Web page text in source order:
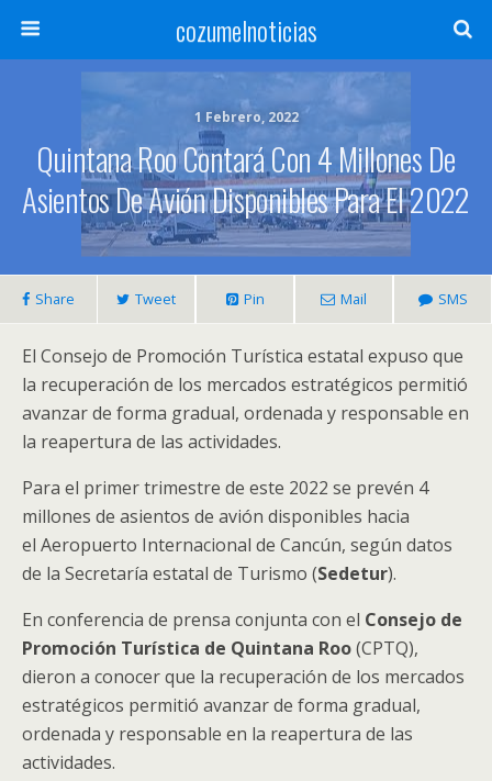
cozumelnoticias
1 Febrero, 2022
Quintana Roo Contará Con 4 Millones De
Asientos De Avión Disponibles Para El 2022
Share Tweet Pin Mail SMS
El Consejo de Promoción Turística estatal expuso que
la recuperación de los mercados estratégicos permitió
avanzar de forma gradual, ordenada y responsable en
la reapertura de las actividades.
Para el primer trimestre de este 2022 se prevén 4
millones de asientos de avión disponibles hacia
el Aeropuerto Internacional de Cancún, según datos
de la Secretaría estatal de Turismo (Sedetur).
En conferencia de prensa conjunta con el Consejo de
Promoción Turística de Quintana Roo(CPTQ),
dieron a conocer que la recuperación de los mercados
estratégicos permitió avanzar de forma gradual,
ordenada y responsable en la reapertura de las
actividades.